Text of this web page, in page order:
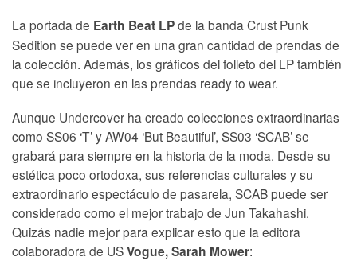
La portada de Earth Beat LPde la banda Crust Punk
Sedition se puede ver en una gran cantidad de prendas de
la colección. Además, los gráficos del folleto del LP también
que se incluyeron en las prendas ready to wear.
Aunque Undercover ha creado colecciones extraordinarias
como SS06 ‘T’ y AW04 ‘But Beautiful’, SS03 ‘SCAB’ se
grabará para siempre en la historia de la moda. Desde su
estética poco ortodoxa, sus referencias culturales y su
extraordinario espectáculo de pasarela, SCAB puede ser
considerado como el mejor trabajo de Jun Takahashi.
Quizás nadie mejor para explicar esto que la editora
colaboradora de USVogue, Sarah Mower: